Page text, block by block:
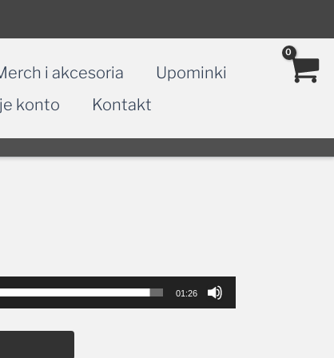
i akcesoria
Upominki
konto Kontakt
01:26